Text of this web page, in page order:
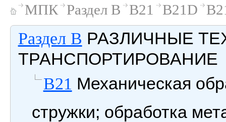
МПК Раздел B B21 B21D
Раздел B РАЗЛИЧНЫЕ
ТРАНСПОРТИРОВАНИЕ
B21 Механическая
стружки; обработка